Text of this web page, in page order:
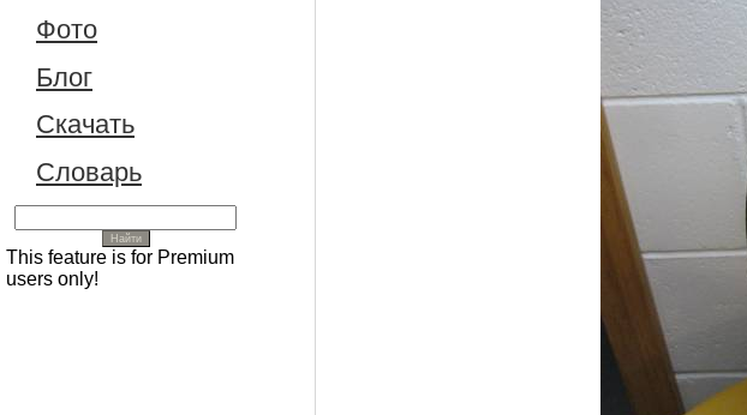
Фото
Блог
Скачать
Словарь
This feature is for Premium
users only!